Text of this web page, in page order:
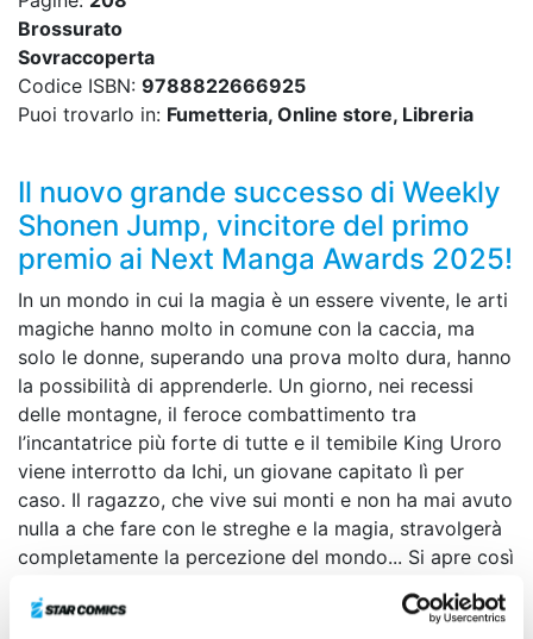
Brossurato
Sovraccoperta
Codice ISBN: 9788822666925
Puoi trovarlo in: Fumetteria, Online store, Libreria
Il nuovo grande successo di Weekly
Shonen Jump, vincitore del primo
premio ai Next Manga Awards 2025!
In un mondo in cui la magia è un essere vivente, le arti
magiche hanno molto in comune con la caccia, ma
solo le donne, superando una prova molto dura, hanno
la possibilità di apprenderle. Un giorno, nei recessi
delle montagne, il feroce combattimento tra
l’incantatrice più forte di tutte e il temibile King Uroro
viene interrotto da Ichi, un giovane capitato lì per
caso. Il ragazzo, che vive sui monti e non ha mai avuto
nulla a che fare con le streghe e la magia, stravolgerà
completamente la percezione del mondo... Si apre così
caccia e della magia!